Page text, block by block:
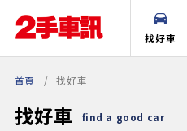
找好車
首頁 找好車
找好車 find a good car